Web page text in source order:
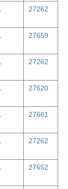
27262
27659
27262
27620
27661
27262
27652